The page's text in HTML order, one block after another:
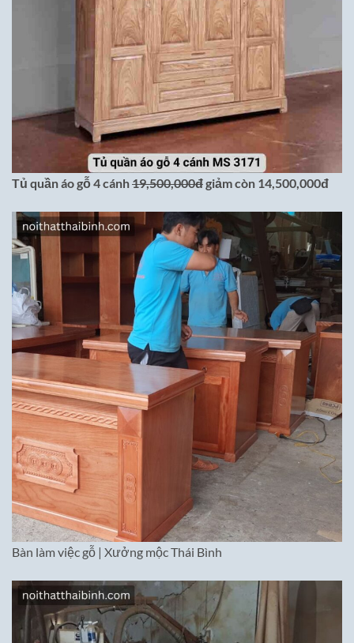
Tủ quần áo gỗ 4 cánh19,500,000đgiảm còn 14,500,000đ
Bàn làm việc gỗ | Xưởng mộc Thái Bình